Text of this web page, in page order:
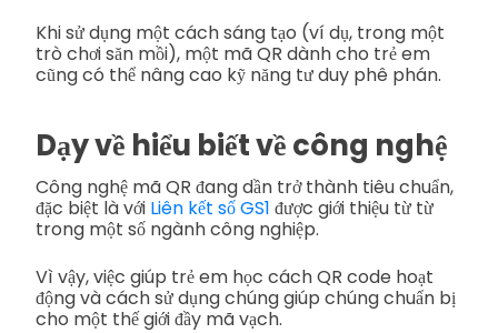
Khi sử dụng một cách sáng tạo (ví dụ, trong một
trò chơi săn mồi), một mã QR dành cho trẻ em
cũng có thể nâng cao kỹ năng tư duy phê phán.
Dạy về hiểu biết về công nghệ
Công nghệ mã QR đang dần trở thành tiêu chuẩn,
đặc biệt là với Liên kết số GS1 được giới thiệu từ từ
trong một số ngành công nghiệp.
Vì vậy, việc giúp trẻ em học cách QR code hoạt
động và cách sử dụng chúng giúp chúng chuẩn bị
cho một thế giới đầy mã vạch.